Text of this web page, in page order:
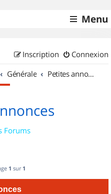
Menu
Connexion
Inscription
Générale Petites annonces
Forums
1 sur 1